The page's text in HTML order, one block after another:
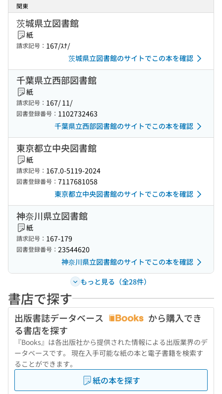
関東
茨城県立図書館
紙
請求記号： 167/ｽﾅ/
茨城県立図書館のサイトでこの本を確認
千葉県立西部図書館
紙
請求記号： 167/ 11/
図書登録番号： 1102732463
千葉県立西部図書館のサイトでこの本を確認
東京都立中央図書館
紙
請求記号： 167.0-5119-2024
図書登録番号： 7117681058
東京都立中央図書館のサイトでこの本を確認
神奈川県立図書館
紙
請求記号： 167-179
図書登録番号： 23544620
神奈川県立図書館のサイトでこの本を確認
もっと見る（全28件）
書店で探す
出版書誌データベース
から購入でき
る書店を探す
『Books』は各出版社から提供された情報による出版業界のデ
ータベースです。 現在入手可能な紙の本と電子書籍を検索す
ることができます。
紙の本を探す